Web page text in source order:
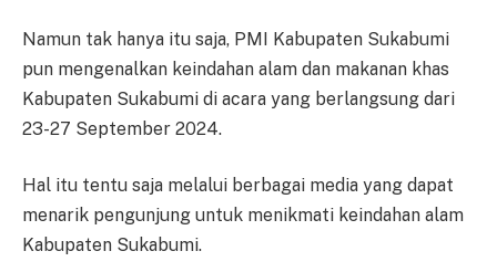
Namun tak hanya itu saja, PMI Kabupaten Sukabumi
pun mengenalkan keindahan alam dan makanan khas
Kabupaten Sukabumi di acara yang berlangsung dari
23-27 September 2024.
Hal itu tentu saja melalui berbagai media yang dapat
menarik pengunjung untuk menikmati keindahan alam
Kabupaten Sukabumi.